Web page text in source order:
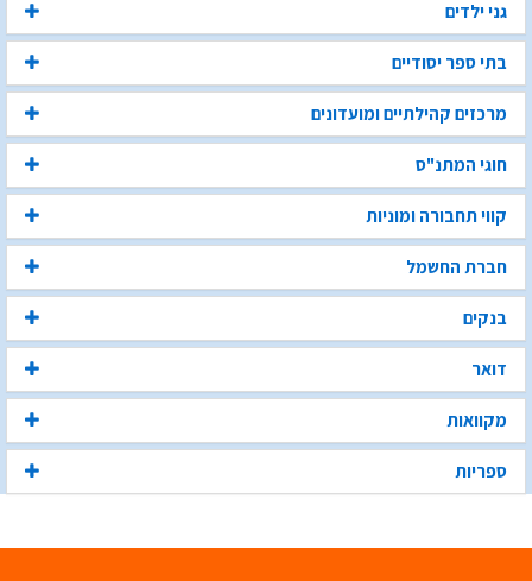
גני ילדים
בתי ספר יסודיים
מרכזים קהילתיים ומועדונים
חוגי המתנ"ס
קווי תחבורה ומוניות
חברת החשמל
בנקים
דואר
מקוואות
ספריות